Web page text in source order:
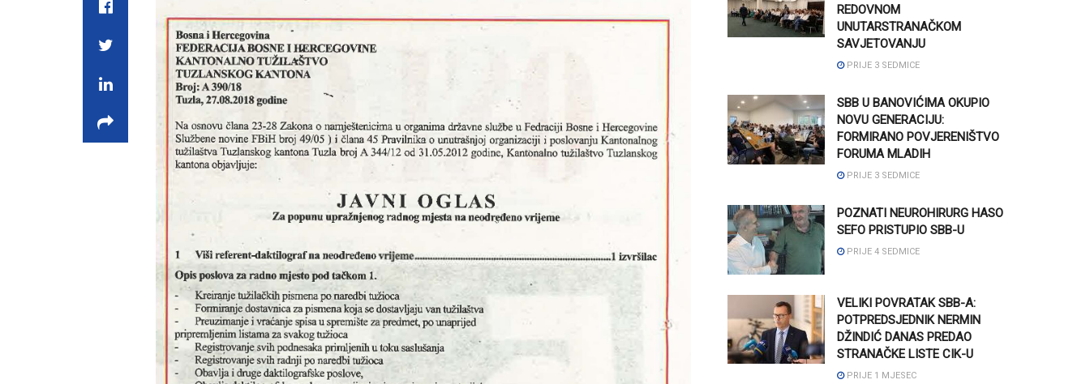
REDOVNOM
UNUTARSTRANAČKOM
SAVJETOVANJU
PRIJE 3 SEDMICE
SBB U BANOVIĆIMA OKUPIO
NOVU GENERACIJU:
FORMIRANO POVJERENIŠTVO
FORUMA MLADIH
PRIJE 3 SEDMICE
POZNATI NEUROHIRURG HASO
SEFO PRISTUPIO SBB-U
PRIJE 4 SEDMICE
VELIKI POVRATAK SBB-A:
POTPREDSJEDNIK NERMIN
DŽINDIĆ DANAS PREDAO
STRANAČKE LISTE CIK-U
PRIJE 1 MJESEC